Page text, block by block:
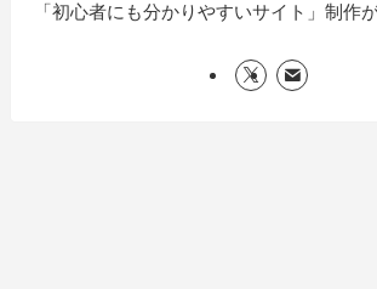
「初心者にも分かりやすいサイト」制作